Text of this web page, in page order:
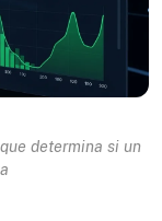
determina si un